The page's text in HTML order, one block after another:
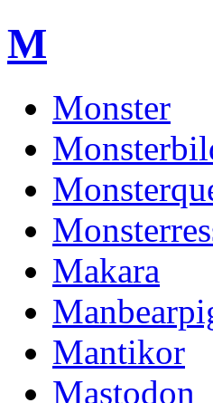
M
Monster
Makara
Mantikor
Mastodon